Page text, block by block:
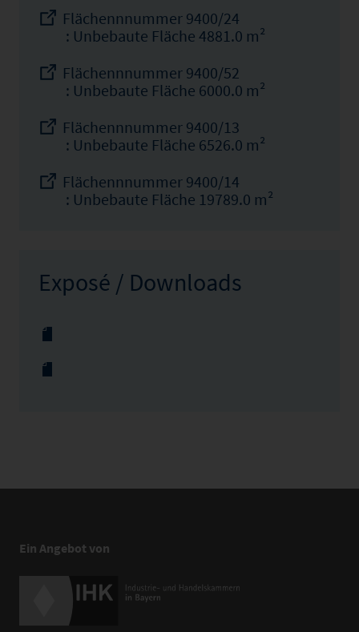
Flächennnummer 9400/24
: Unbebaute Fläche 4881.0 m²
Flächennnummer 9400/52
: Unbebaute Fläche 6000.0 m²
Flächennnummer 9400/13
: Unbebaute Fläche 6526.0 m²
Flächennnummer 9400/14
: Unbebaute Fläche 19789.0 m²
Exposé / Downloads
Ein Angebot von